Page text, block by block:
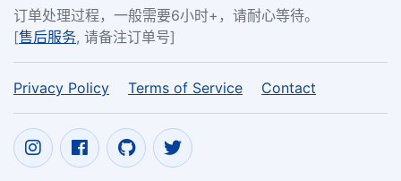
订单处理过程，一般需要6小时+，请耐心等待。
[售后服务, 请备注订单号]
Privacy Policy Terms of Service Contact